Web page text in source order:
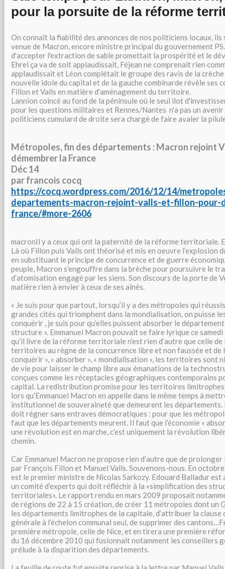
pour la porsuite de la réforme
On connaît la fiabilité des annonces de nos politiciens locaux, ils
venue de Macron, encore ministre principal du gouvernement
d'accepter l'extraction de sable promettait la prospérité et le
Ehrel ça va de soit applaudissait, Féjean ne comprenait rien
applaudissait et Léon complétait le groupe des ravis de la crèche
nouvelle idole du capital et de la gauche combinarde révèle ses
Fillon et Valls en matière d'aménagement du territoire.
Lannion coincé au fond de la péninsule où le seul ilot
pour les questions militaires et Rennes/Nantes n'a pas un
politiciens cumulard de droite sera chargé de faire avaler la
Métropoles, fin des départements : Macron rejoint
démembrer la France
Déc 14
par francois cocq
https://cocq.wordpress.com/2016/12/14/
departements-macron-rejoint-valls-et-fillon-pour-
france/#more-2606
macronIl y a ceux qui ont la paternité de la réforme territoriale.
Là où Fillon puis Valls ont théorisé et mis en oeuvre l’explosion
en substituant le principe de concurrence et de guerre
peuple, Macron s’engouffre dans la brèche pour poursuivre le
d’atomisation engagé par les siens. Son discours de la porte de
matière rien à envier à ceux de ses aînés.
« Je suis pour que partout, lorsqu’il y a des métropoles qui
grandes cités qui triomphent dans la mondialisation, on puisse
conquérir , je suis pour qu’elles puissent absorber le
structure ». Emmanuel Macron pouvait se faire lyrique ce
qu’il livre de la réforme territoriale n’est rien d’autre que celle de
territoires au règne de la concurrence libre et non faussée et de
conquérir », « absorber », « mondialisation », les territoires sont
de vie pour laisser le champ libre aux émanations de la
conçues comme les réceptacles géographiques contemporains
capital. La redistribution promise pour les territoires limitrophes
lors qu’Emmanuel Macron en appelle dans le même temps à
institutionnel de souveraineté que demeurent les
doit régner sans entraves démocratiques : pour que les
faut que les départements meurent. Il faut que l’économie «
une révolution est en marche, c’est uniquement la révolution
chemin.
Car Emmanuel Macron ne propose rien d’autre que de
par François Fillon et Manuel Valls. Souvenons-nous. En
est le premier ministre de Nicolas Sarkozy. Edouard Balladur
un comité d’experts qui doit réfléchir à la «simplification des
territoriales». Le rapport rendu en mars 2009 proposait
de régions de 22 à 15 création, de créer 11 métropoles dont un
les départements limitrophes de la capitale, d’attribuer la clause
générale à l’échelon communal seul, de supprimer des
première métropole, celle de Nice, et en tirera une première
du 16 décembre 2010 qui fusionnait notamment les conseillers
prélude à la disparition des départements.